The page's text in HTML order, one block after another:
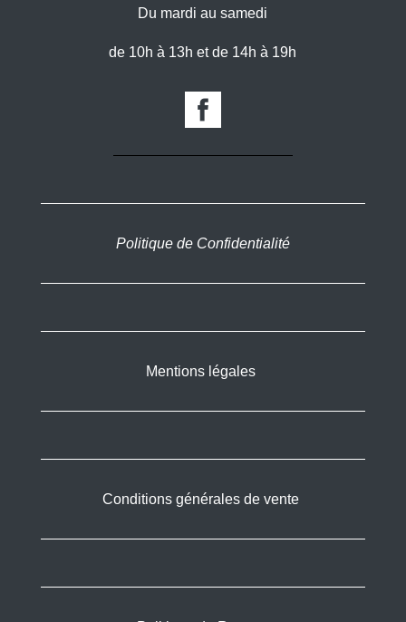
Du mardi au samedi
de 10h à 13h et de 14h à 19h
Politique de Confidentialité
Mentions légales
Conditions générales de vente